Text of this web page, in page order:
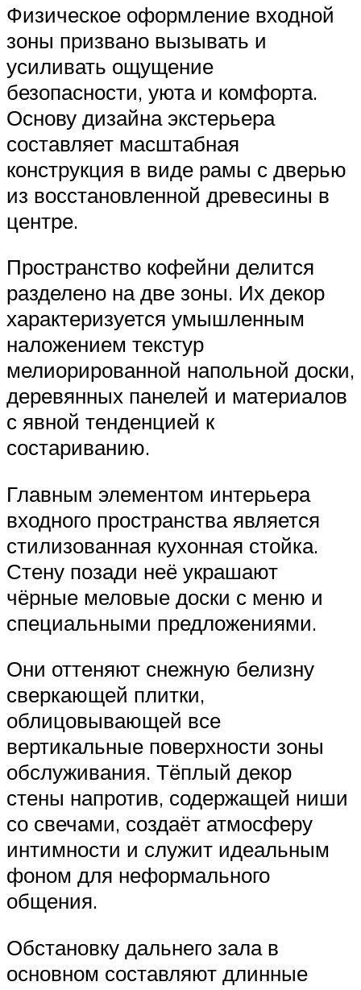
Физическое оформление входной
зоны призвано вызывать и
усиливать ощущение
безопасности, уюта и комфорта.
Основу дизайна экстерьера
составляет масштабная
конструкция в виде рамы с дверью
из восстановленной древесины в
центре.
Пространство кофейни делится
разделено на две зоны. Их декор
характеризуется умышленным
наложением текстур
мелиорированной напольной доски,
деревянных панелей и материалов
с явной тенденцией к
состариванию.
Главным элементом интерьера
входного пространства является
стилизованная кухонная стойка.
Стену позади неё украшают
чёрные меловые доски с меню и
специальными предложениями.
Они оттеняют снежную белизну
сверкающей плитки,
облицовывающей все
вертикальные поверхности зоны
обслуживания. Тёплый декор
стены напротив, содержащей ниши
со свечами, создаёт атмосферу
интимности и служит идеальным
фоном для неформального
общения.
Обстановку дальнего зала в
основном составляют длинные